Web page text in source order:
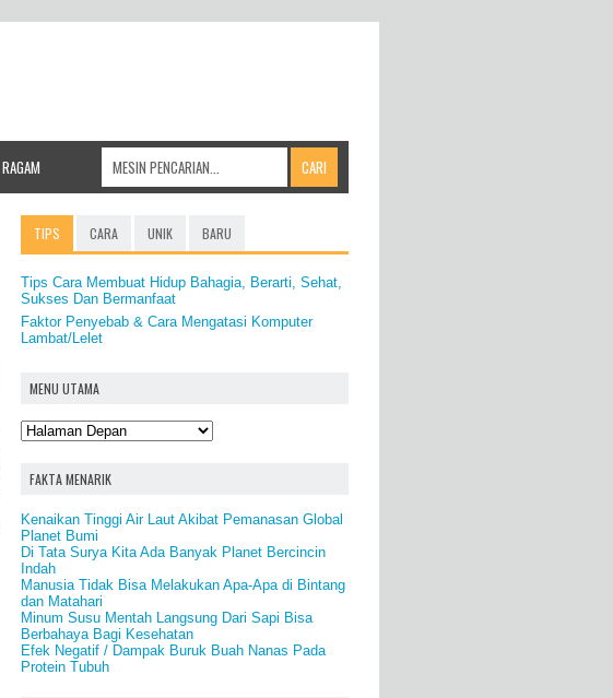
RAGAM
TIPS CARA UNIK BARU
Tips Cara Membuat Hidup Bahagia, Berarti, Sehat,
Sukses Dan Bermanfaat
Faktor Penyebab & Cara Mengatasi Komputer
Lambat/Lelet
MENU UTAMA
FAKTA MENARIK
Kenaikan Tinggi Air Laut Akibat Pemanasan Global
Planet Bumi
Di Tata Surya Kita Ada Banyak Planet Bercincin
Indah
Manusia Tidak Bisa Melakukan Apa-Apa di Bintang
dan Matahari
Minum Susu Mentah Langsung Dari Sapi Bisa
Berbahaya Bagi Kesehatan
Efek Negatif / Dampak Buruk Buah Nanas Pada
Protein Tubuh